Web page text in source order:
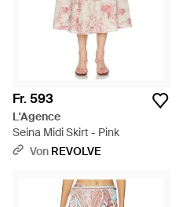
Fr. 593
L'Agence
Seina Midi Skirt - Pink
Von REVOLVE